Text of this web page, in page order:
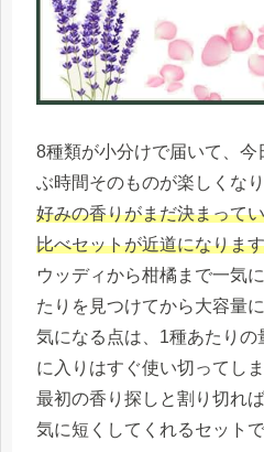
8種類が小分けで届いて、
ぶ時間そのものが楽しくなり
好みの香りがまだ決まって
比べセットが近道になりま
ウッディから柑橘まで一気
たりを見つけてから大容量に
気になる点は、1種あたり
に入りはすぐ使い切ってしま
最初の香り探しと割り切れ
気に短くしてくれるセットで